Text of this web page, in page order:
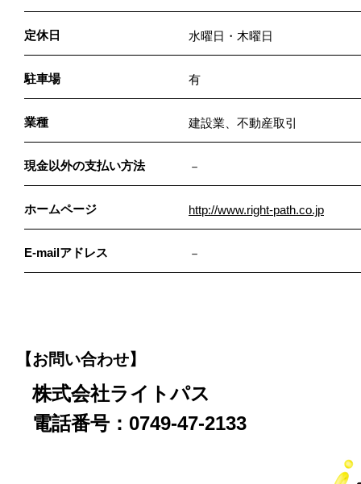
定休日 水曜日・木曜日
駐車場 有
業種 建設業、不動産取引
現金以外の支払い方法 －
ホームページ http://www.right-path.co.jp
E-mailアドレス －
【お問い合わせ】
株式会社ライトパス
電話番号：0749-47-2133